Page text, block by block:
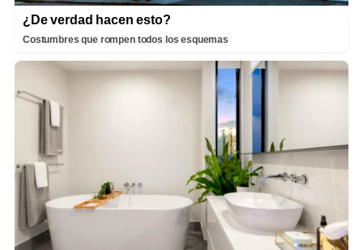
¿De verdad hacen esto?
Costumbres que rompen todos los esquemas